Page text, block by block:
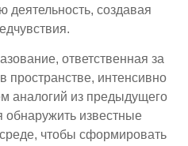
деятельность, создавая
ответственная за
пространстве, интенсивно
аналогий из предыдущего
обнаружить известные
чтобы сформировать